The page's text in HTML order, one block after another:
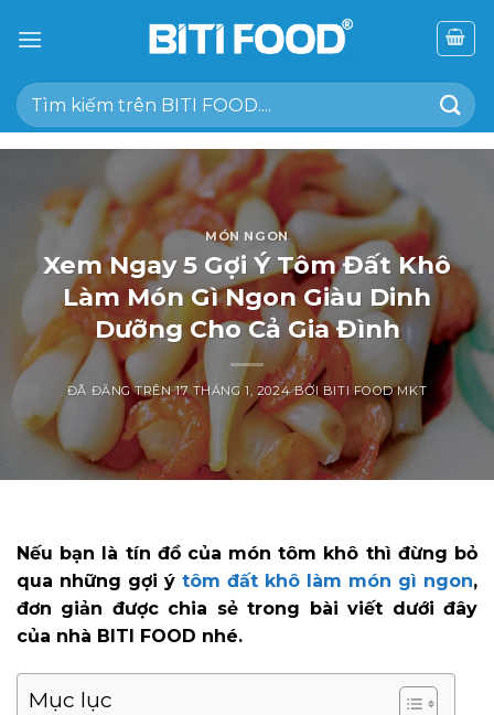
đến
dung
Tìm
kiếm:
MÓN NGON
Xem Ngay 5 Gợi Ý Tôm Đất Khô
Làm Món Gì Ngon Giàu Dinh
Dưỡng Cho Cả Gia Đình
ĐÃ ĐĂNG TRÊN17 THÁNG 1, 2024 BỞI BITI FOOD MKT
Nếu bạn là tín đồ của món tôm khô thì đừng bỏ
qua những gợi ý tôm đất khô làm món gì ngon,
đơn giản được chia sẻ trong bài viết dưới đây
của nhà BITI FOOD nhé.
Mục lục